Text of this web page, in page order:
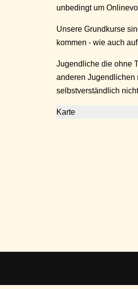
unbedingt um
Unsere Grundkurse
kommen - wie auch
Jugendliche die ohne
anderen Jugendlichen
selbstverständlich
Karte